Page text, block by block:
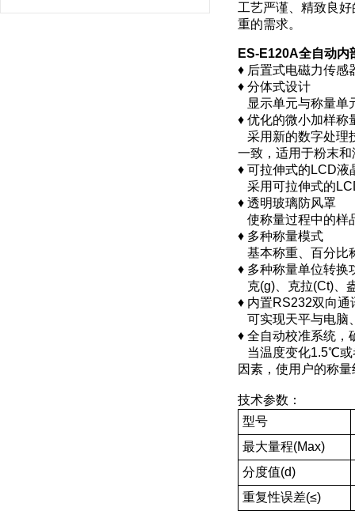
工艺严谨、精致良
重的需求。
ES-E120A全自动内
♦ 后置式电磁力传
♦ 分体式设计
显示单元与称量单
♦ 优化的微小加样称
采用新的数字处理
一致，适用于粉末
♦ 可拉伸式的LCD液
采用可拉伸式的
♦ 透明玻璃防风罩
使称量过程中的样
♦ 多种称量模式
基本称重、百分比
♦ 多种称量单位转换
克(g)、克拉(Ct)、
♦ 内置RS232双向
可实现天平与电脑
♦ 全自动校准系统，
当温度变化1.5℃或
因素，使用户的称
技术参数：
型号
最大量程(Max)
分度值(d)
重复性误差(≤)